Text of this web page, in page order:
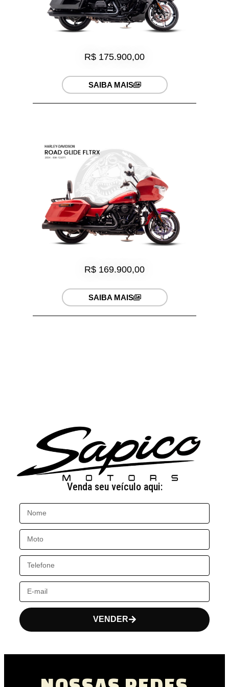
R$ 175.900,00
SAIBA MAIS
R$ 169.900,00
SAIBA MAIS
Venda seu veículo aqui:
VENDER